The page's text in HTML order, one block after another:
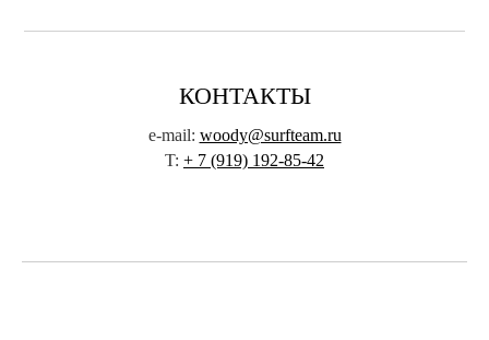
КОНТАКТЫ
e-mail: woody@surfteam.ru
T: + 7 (919) 192-85-42